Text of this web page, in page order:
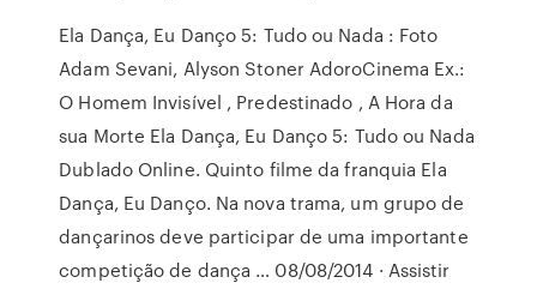
Ela Dança, Eu Danço 5: Tudo ou Nada : Foto
Adam Sevani, Alyson Stoner AdoroCinema Ex.:
O Homem Invisível , Predestinado , A Hora da
sua Morte Ela Dança, Eu Danço 5: Tudo ou Nada
Dublado Online. Quinto filme da franquia Ela
Dança, Eu Danço. Na nova trama, um grupo de
dançarinos deve participar de uma importante
competição de dança … 08/08/2014 · Assistir